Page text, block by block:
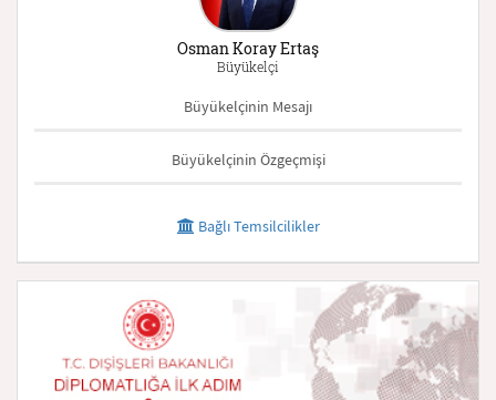
Osman Koray Ertaş
Büyükelçi
Büyükelçinin Mesajı
Büyükelçinin Özgeçmişi
Bağlı Temsilcilikler